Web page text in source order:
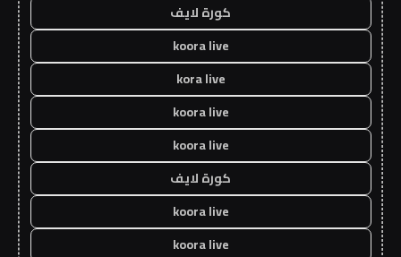
كورة لايف
koora live
kora live
koora live
koora live
كورة لايف
koora live
koora live